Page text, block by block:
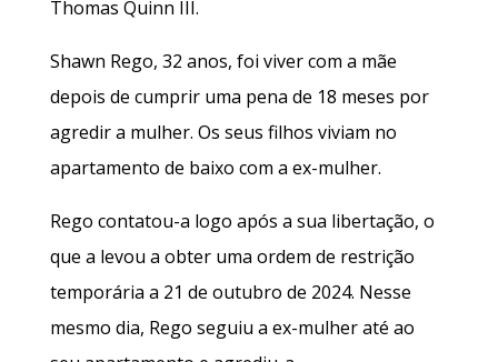
Thomas Quinn III.
Shawn Rego, 32 anos, foi viver com a mãe
depois de cumprir uma pena de 18 meses por
agredir a mulher. Os seus filhos viviam no
apartamento de baixo com a ex-mulher.
Rego contatou-a logo após a sua libertação, o
que a levou a obter uma ordem de restrição
temporária a 21 de outubro de 2024. Nesse
mesmo dia, Rego seguiu a ex-mulher até ao